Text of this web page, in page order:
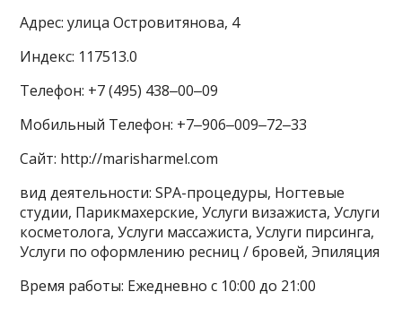
Адрес: улица Островитянова, 4
Индекс: 117513.0
Телефон: +7 (495) 438‒00‒09
Мобильный Телефон: +7‒906‒009‒72‒33
Сайт: http://marisharmel.com
вид деятельности: SPA-процедуры, Ногтевые
студии, Парикмахерские, Услуги визажиста, Услуги
косметолога, Услуги массажиста, Услуги пирсинга,
Услуги по оформлению ресниц / бровей, Эпиляция
Время работы: Ежедневно с 10:00 до 21:00